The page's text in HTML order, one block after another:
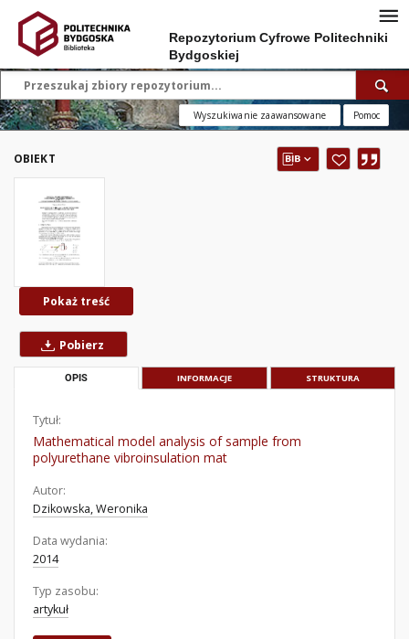
Repozytorium Cyfrowe Politechniki
Bydgoskiej
Wyszukiwanie zaawansowane Pomoc
OBIEKT
Pokaż treść
Pobierz
OPIS INFORMACJE STRUKTURA
Tytuł:
Mathematical model analysis of sample from
polyurethane vibroinsulation mat
Autor:
Dzikowska, Weronika
Data wydania:
2014
Typ zasobu:
artykuł